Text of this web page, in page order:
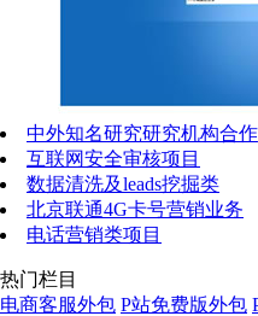
中外知名研究研究机构合作
互联网安全审核项目
数据清洗及leads挖掘类
北京联通4G卡号营销业务
电话营销类项目
热门栏目
电商客服外包 P站免费版外包